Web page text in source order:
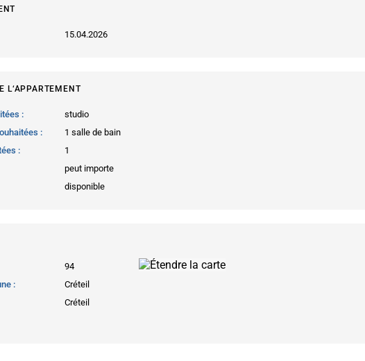
15.04.2026
L‘APPARTEMENT
studio
1 salle de bain
1
peut importe
disponible
94
Créteil
Créteil